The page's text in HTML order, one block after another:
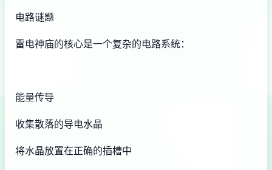
电路谜题
雷电神庙的核心是一个复杂的电路系统：
能量传导
收集散落的导电水晶
将水晶放置在正确的插槽中